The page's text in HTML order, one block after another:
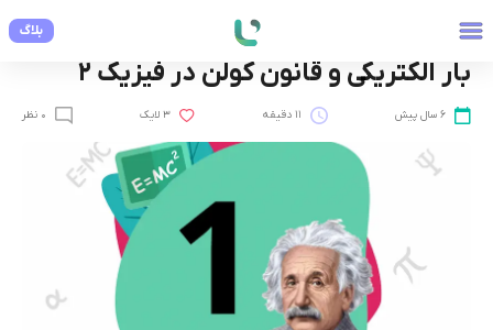
بلاگ فنی و مهندسی
بار الکتریکی و قانون کولن در فیزیک 2
6 سال پیش 11 دقیقه 3 لایک 0 نظر